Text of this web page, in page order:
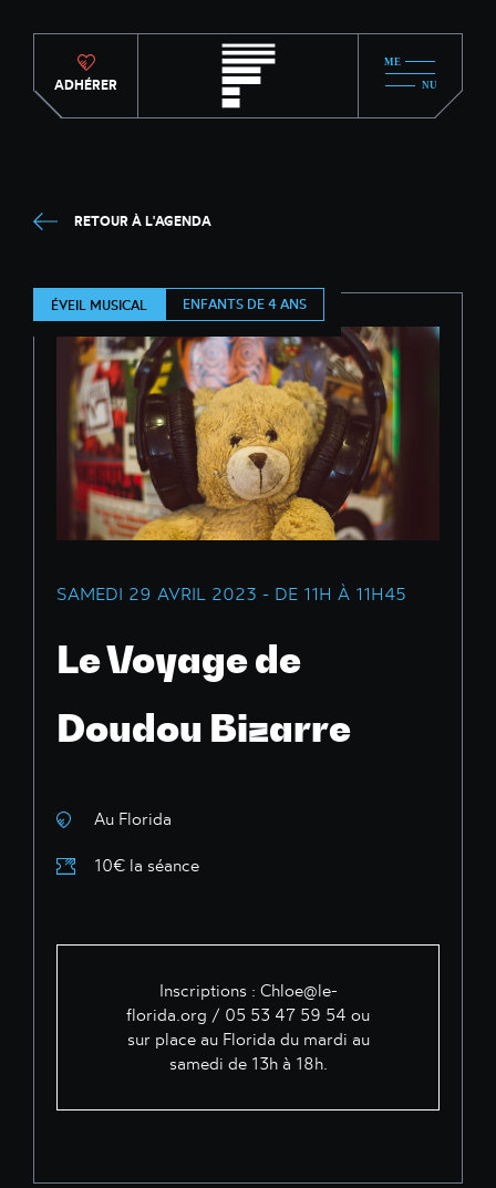
ADHÉRER
RETOUR À L'AGENDA
ÉVEIL MUSICAL ENFANTS DE 4 ANS
SAMEDI 29 AVRIL 2023 - DE 11H À 11H45
Le Voyage de
Doudou Bizarre
Au Florida
10€ la séance
Inscriptions : Chloe@le-
florida.org / 05 53 47 59 54 ou
sur place au Florida du mardi au
samedi de 13h à 18h.